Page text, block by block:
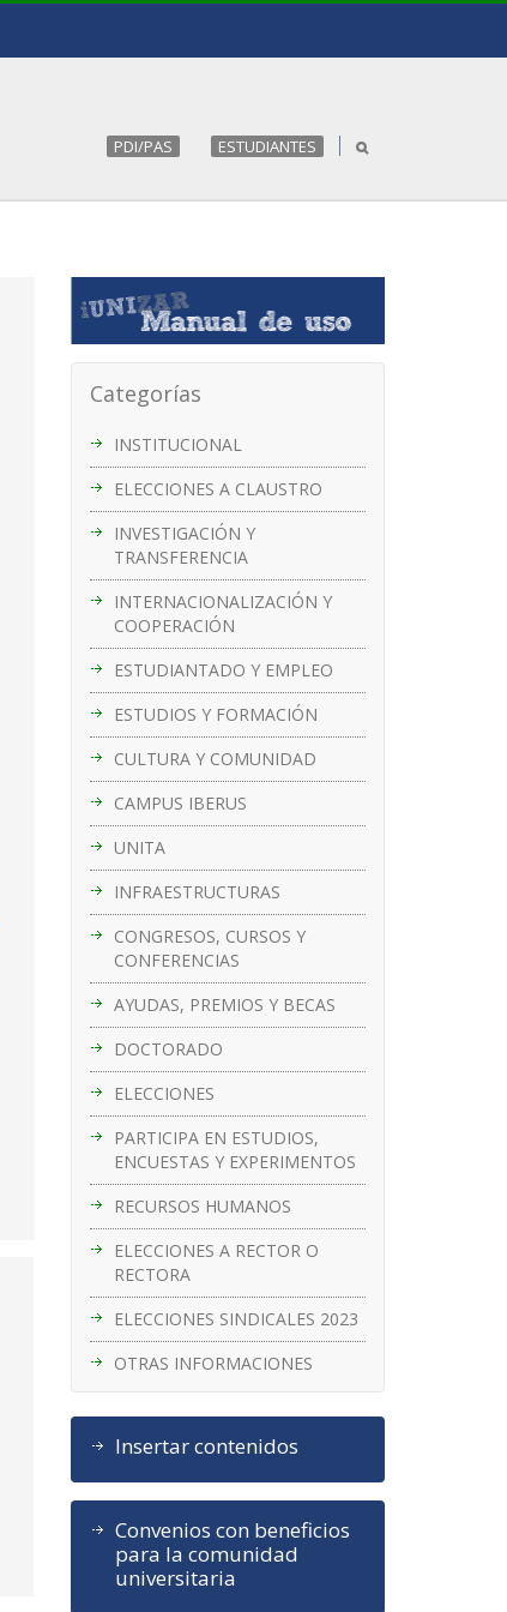
PDI/PAS ESTUDIANTES
Categorías
INSTITUCIONAL
ELECCIONES A CLAUSTRO
INVESTIGACIÓN Y
TRANSFERENCIA
INTERNACIONALIZACIÓN Y
COOPERACIÓN
ESTUDIANTADO Y EMPLEO
ESTUDIOS Y FORMACIÓN
CULTURA Y COMUNIDAD
CAMPUS IBERUS
UNITA
INFRAESTRUCTURAS
CONGRESOS, CURSOS Y
CONFERENCIAS
AYUDAS, PREMIOS Y BECAS
DOCTORADO
ELECCIONES
PARTICIPA EN ESTUDIOS,
ENCUESTAS Y EXPERIMENTOS
RECURSOS HUMANOS
ELECCIONES A RECTOR O
RECTORA
ELECCIONES SINDICALES 2023
OTRAS INFORMACIONES
Insertar contenidos
Convenios con beneficios
para la comunidad
universitaria